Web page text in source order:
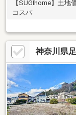
【SUGIhome】土
コスパ
神奈川県